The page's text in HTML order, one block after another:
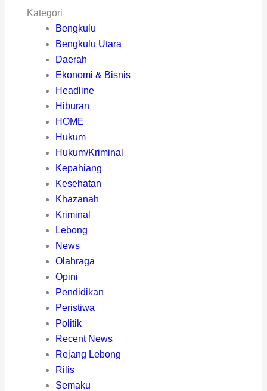
Kategori
Bengkulu
Bengkulu Utara
Daerah
Ekonomi & Bisnis
Headline
Hiburan
HOME
Hukum
Hukum/Kriminal
Kepahiang
Kesehatan
Khazanah
Kriminal
Lebong
News
Olahraga
Opini
Pendidikan
Peristiwa
Politik
Recent News
Rejang Lebong
Rilis
Semaku